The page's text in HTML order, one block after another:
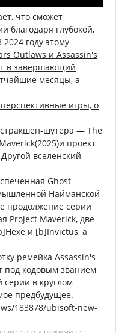
что сможет
благодаря глубокой,
2024 году этому
Outlaws и Assassin's
в завершающий
месяцы, а
игры, о
шутера — The
проект
вселенский
Ghost
Найманской
продолжение серии
Project Maverick, две
и [b]Invictus, а
ремейка Assassin's
под кодовым званием
в круглом
предбудущее.
183878/ubisoft-new-